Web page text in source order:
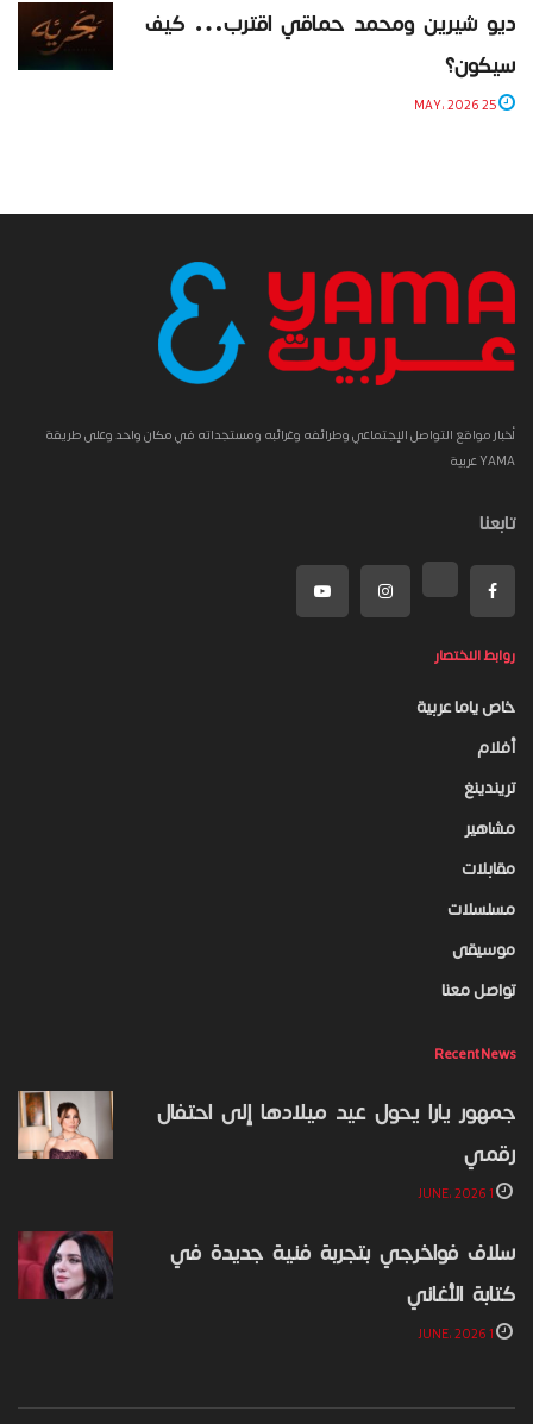
ديو شيرين ومحمد حماقي اقترب… كيف
سيكون؟
أخبار مواقع التواصل الإجتماعي وطرائفه وغرائبه ومستجداته في مكان واحد وعلى طريقة
YAMA عربية
تابعنا
روابط الاختصار
خاص ياما عربية
أفلام
تريندينغ
مشاهير
مقابلات
مسلسلات
موسيقى
تواصل معنا
Recent News
جمهور يارا يحول عيد ميلادها إلى احتفال
رقمي
سلاف فواخرجي بتجربة فنية جديدة في
كتابة الأغاني